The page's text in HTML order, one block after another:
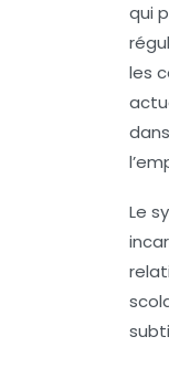
qui
les
Le